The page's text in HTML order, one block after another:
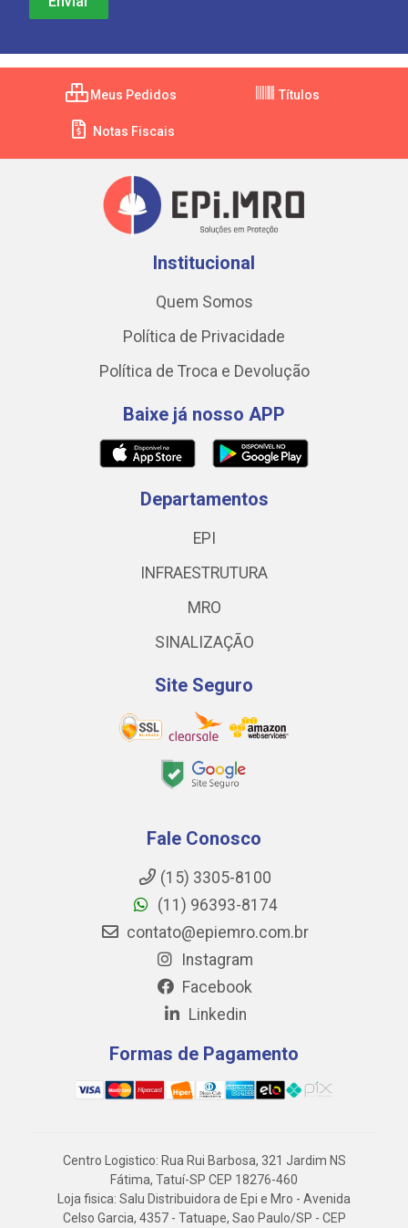
Meus Pedidos Títulos
Notas Fiscais
Institucional
Quem Somos
Política de Privacidade
Política de Troca e Devolução
Baixe já nosso APP
Departamentos
EPI
INFRAESTRUTURA
MRO
SINALIZAÇÃO
Site Seguro
Fale Conosco
(15) 3305-8100
(11) 96393-8174
contato@epiemro.com.br
Instagram
Facebook
Linkedin
Formas de Pagamento
Centro Logistico: Rua Rui Barbosa, 321 Jardim NS
Fátima, Tatuí-SP CEP 18276-460
Loja fisica: Salu Distribuidora de Epi e Mro - Avenida
Celso Garcia, 4357 - Tatuape, Sao Paulo/SP - CEP